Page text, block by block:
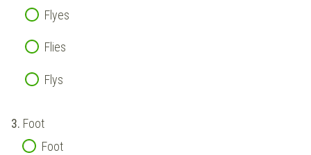
Flyes
Flies
Flys
3. Foot
Foot